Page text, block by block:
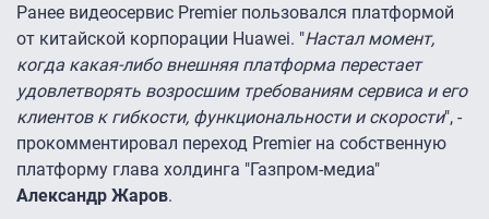
Ранее видеосервис Premier пользовался платформой
от китайской корпорации Huawei. "Настал момент,
когда какая-либо внешняя платформа перестает
удовлетворять возросшим требованиям сервиса и его
клиентов к гибкости, функциональности и скорости", -
прокомментировал переход Premier на собственную
платформу глава холдинга "Газпром-медиа"
Александр Жаров.